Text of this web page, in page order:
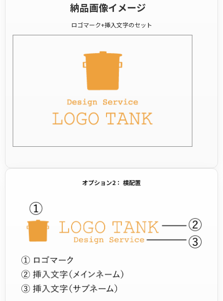
納品画像イメージ
ロゴマーク+挿入文字のセット
オプション2： 横配置